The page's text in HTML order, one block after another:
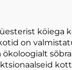
köiega
on